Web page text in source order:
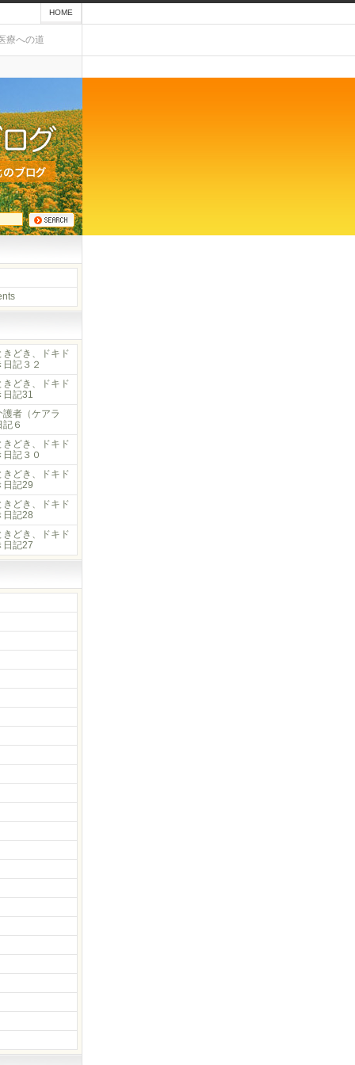
HOME
療への道
どき、ドキド
記３２
どき、ドキド
日記31
者（ケアラ
６
どき、ドキド
記３０
どき、ドキド
日記29
どき、ドキド
日記28
どき、ドキド
日記27